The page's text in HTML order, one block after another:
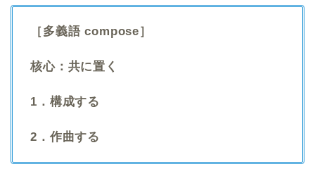
［多義語 compose］
核心：共に置く
1．構成する
2．作曲する